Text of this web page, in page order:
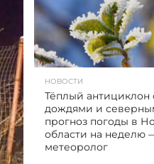
НОВОСТИ
Тёплый антициклон
дождями и
прогноз погоды в
области на неделю
метеоролог